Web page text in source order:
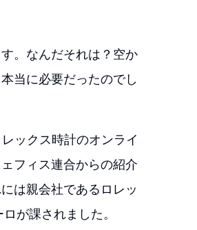
。なんだそれは？空か
当に必要だったのでし
ックス時計のオンライ
フィス連合からの紹介
は親会社であるロレッ
が課されました。